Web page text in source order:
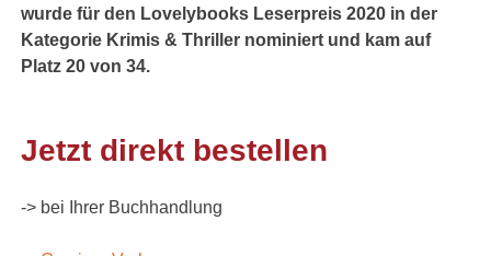
wurde für den Lovelybooks Leserpreis 2020 in der
Kategorie Krimis & Thriller nominiert und kam auf
Platz 20 von 34.
Jetzt direkt bestellen
-> bei Ihrer Buchhandlung